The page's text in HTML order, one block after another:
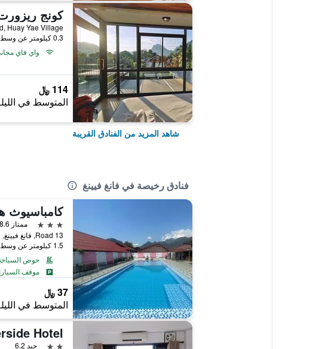
كونج
0.3 كيلومتر عن وسط المدينة
واي فاي
114 ﷼
المتوسط في
شاهد المزيد من الفنادق القريبة
فنادق رخيصة في فانغ فيينغ
كامباسيوث
3 نجوم
ممتاز 8.6
Road 13, فانغ فيينغ, لاوس
1.5 كيلومتر عن وسط المدينة
حوض
موقف
37 ﷼
المتوسط في
2 نجمتين جيد 6.2